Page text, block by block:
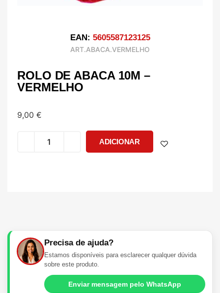
EAN: 5605587123125
ART.ABACA.VERMELHO
ROLO DE ABACA 10M –
VERMELHO
9,00 €
ADICIONAR
Precisa de ajuda?
Estamos disponíveis para esclarecer qualquer dúvida
sobre este produto.
Enviar mensagem pelo WhatsApp